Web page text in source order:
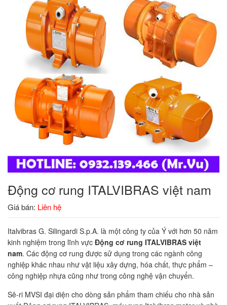
Động cơ rung ITALVIBRAS việt nam
Giá bán: Liên hệ
Italvibras G. Silingardi S.p.A. là một công ty của Ý với hơn 50 năm
kinh nghiệm trong lĩnh vực Động cơ rung ITALVIBRAS việt
nam. Các động cơ rung được sử dụng trong các ngành công
nghiệp khác nhau như vật liệu xây dựng, hóa chất, thực phẩm –
công nghiệp nhựa cũng như trong công nghệ vận chuyển.
Sê-ri MVSI đại diện cho dòng sản phẩm tham chiếu cho nhà sản